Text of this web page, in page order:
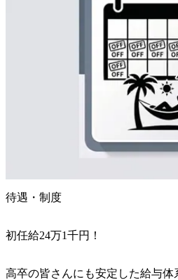
待遇・制度
初任給24万1千円！
高卒の皆さんにも安定した給与体